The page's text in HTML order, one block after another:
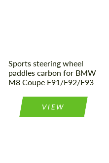
Sports steering wheel
paddles carbon for BMW
M8 Coupe F91/F92/F93
VIEW